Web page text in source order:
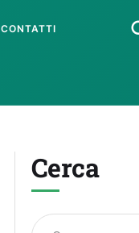
CONTATTI
Cerca